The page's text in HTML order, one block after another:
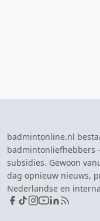
badmintonline.nl
badmintonliefhebbers
subsidies. Gewoon
dag opnieuw nieuws,
Nederlandse en